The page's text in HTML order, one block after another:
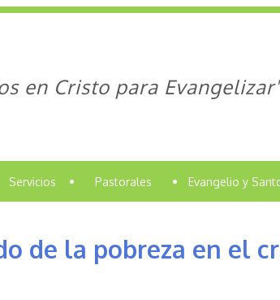
en Cristo para
Servicios • Pastorales • Evangelio y
de la pobreza en el